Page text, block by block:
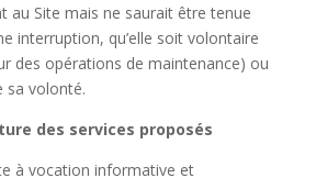
au Site mais ne saurait être tenue
interruption, qu’elle soit volontaire
des opérations de maintenance) ou
sa volonté.
des services proposés
à vocation informative et